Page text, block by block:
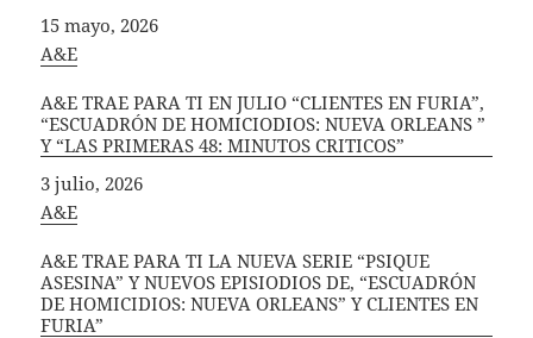
Fecha
15 mayo, 2026
In relation to
A&E
A&E TRAE PARA TI EN JULIO “CLIENTES EN FURIA”,
“ESCUADRÓN DE HOMICIODIOS: NUEVA ORLEANS ”
Y “LAS PRIMERAS 48: MINUTOS CRITICOS”
Fecha
3 julio, 2026
In relation to
A&E
A&E TRAE PARA TI LA NUEVA SERIE “PSIQUE
ASESINA” Y NUEVOS EPISIODIOS DE, “ESCUADRÓN
DE HOMICIDIOS: NUEVA ORLEANS” Y CLIENTES EN
FURIA”